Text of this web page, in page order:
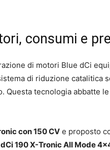
consumi e
di motori Blue dCi
di riduzione catalitica
Questa tecnologia abbatte
con 150 CV e proposto
dCi 190 X-Tronic All Mode